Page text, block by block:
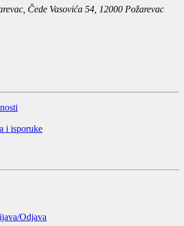
Čede Vasovića 54, 12000 Požarevac
i isporuke
Odjava